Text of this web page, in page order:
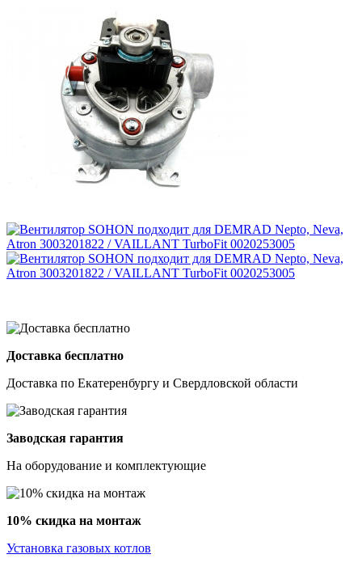
Доставка бесплатно
Доставка по Екатеренбургу и Свердловской области
Заводская гарантия
На оборудование и комплектующие
10% скидка на монтаж
Установка газовых котлов